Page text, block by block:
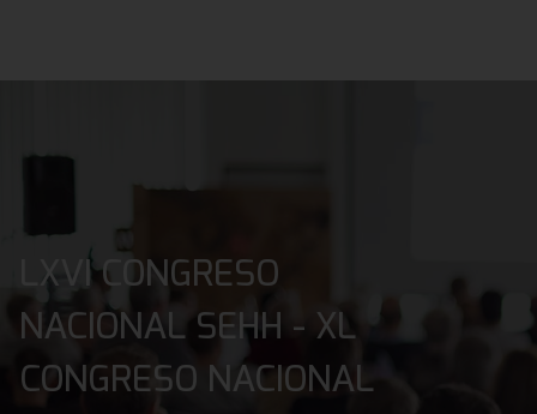
LXVI CONGRESO
NACIONAL SEHH - XL
CONGRESO NACIONAL